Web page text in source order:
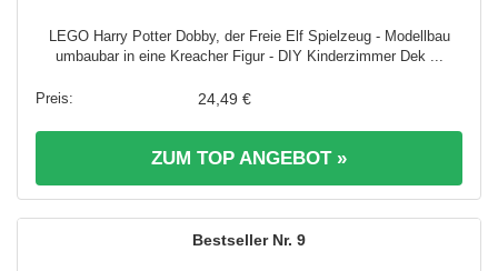
LEGO Harry Potter Dobby, der Freie Elf Spielzeug - Modellbau
umbaubar in eine Kreacher Figur - DIY Kinderzimmer Dek ...
24,49 €
ZUM TOP ANGEBOT »
9